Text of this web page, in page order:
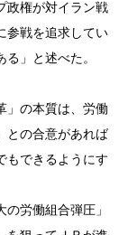
政権が対イラン戦
参戦を追求してい
」と述べた。
」の本質は、労働
との合意があれば
もできるようにす
労働組合弾圧」